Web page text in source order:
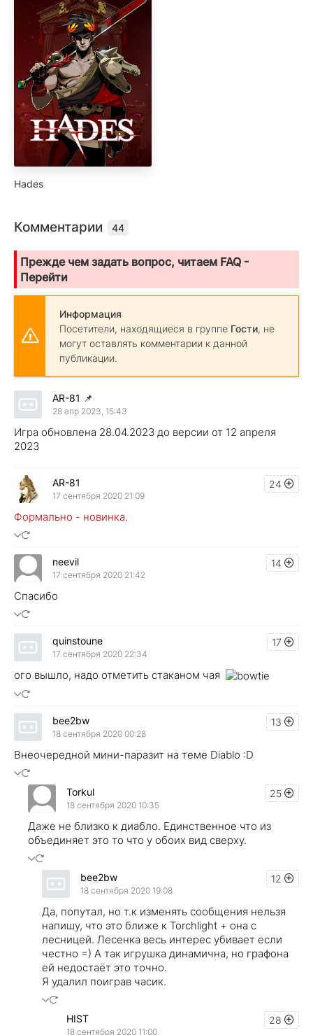
Hades
Комментарии 44
Прежде чем задать вопрос, читаем FAQ -
Перейти
Информация
Посетители, находящиеся в группе Гости, не
могут оставлять комментарии к данной
публикации.
AR-81 📌
28 апр 2023, 15:43
Игра обновлена 28.04.2023 до версии от 12 апреля
2023
24
AR-81
17 сентября 2020 21:09
Формально - новинка.
14
neevil
17 сентября 2020 21:42
Спасибо
17
quinstoune
17 сентября 2020 22:34
ого вышло, надо отметить стаканом чая
13
bee2bw
18 сентября 2020 00:28
Внеочередной мини-паразит на теме Diablo :D
25
Torkul
18 сентября 2020 10:35
Даже не близко к диабло. Единственное что из
объединяет это то что у обоих вид сверху.
12
bee2bw
18 сентября 2020 19:08
Да, попутал, но т.к изменять сообщения нельзя
напишу, что это ближе к Torchlight + она с
лесницей. Лесенка весь интерес убивает если
честно =) А так игрушка динамична, но графона
ей недостаёт это точно.
Я удалил поиграв часик.
28
HIST
18 сентября 2020 11:00